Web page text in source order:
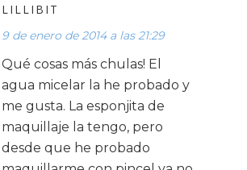
LILLIBIT
9 de enero de 2014 a las 21:29
Qué cosas más chulas! El
agua micelar la he probado y
me gusta. La esponjita de
maquillaje la tengo, pero
desde que he probado